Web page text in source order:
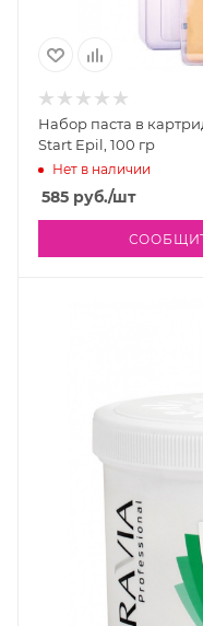
Набор паста в
Start Epil, 100 гр
Нет в наличии
585 руб./шт